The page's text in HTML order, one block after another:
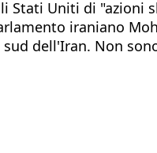
Uniti di "azioni
iraniano
dell'Iran. Non